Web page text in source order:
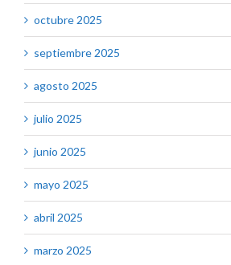
octubre 2025
septiembre 2025
agosto 2025
julio 2025
junio 2025
mayo 2025
abril 2025
marzo 2025